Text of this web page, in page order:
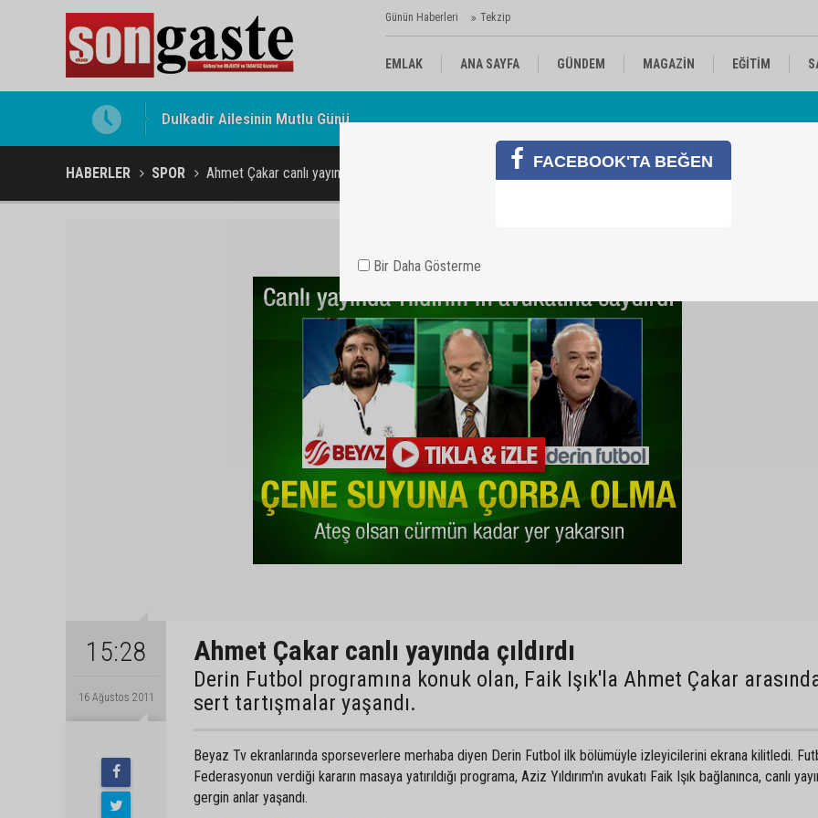
Günün Haberleri Tekzip
EMLAK ANA SAYFA GÜNDEM MAGAZİN EĞİTİM
Gölbaşı Esnafının Sesi Ankara Kalkınma Ajansı'nda
HABERLER SPOR Ahmet Çakar canlı yayında çıldırdı
15:28
16 Ağustos 2011
Ahmet Çakar canlı yayında çıldırdı
Derin Futbol programına konuk olan, Faik Işık'la Ahmet Çakar
sert tartışmalar yaşandı.
Beyaz Tv ekranlarında sporseverlere merhaba diyen Derin Futbol ilk bölümüyle izleyicilerini ekrana kilitledi.
Federasyonun verdiği kararın masaya yatırıldığı programa, Aziz Yıldırım'ın avukatı Faik Işık bağlanınca, canlı
gergin anlar yaşandı.
FACEBOOK'TA BEĞEN
Bir Daha Gösterme